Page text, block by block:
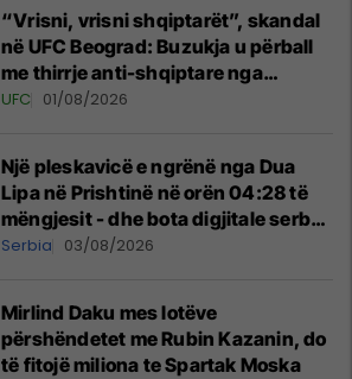
“Vrisni, vrisni shqiptarët”, skandal
në UFC Beograd: Buzukja u përball
me thirrje anti-shqiptare nga
tribunat
UFC 01/08/2026
Një pleskavicë e ngrënë nga Dua
Lipa në Prishtinë në orën 04:28 të
mëngjesit - dhe bota digjitale serbe
shpall gjendjen e luftës
Serbia 03/08/2026
Mirlind Daku mes lotëve
përshëndetet me Rubin Kazanin, do
të fitojë miliona te Spartak Moska